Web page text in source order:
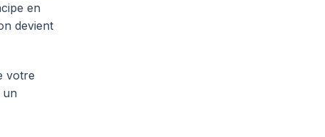
en
devient
votre
un